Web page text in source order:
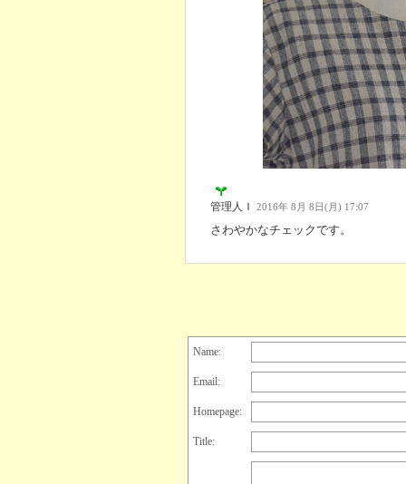
管理人Ｉ 2016年 8月 8日(月) 17:07
さわやかなチェックです。
Name:
Email:
Homepage:
Title: